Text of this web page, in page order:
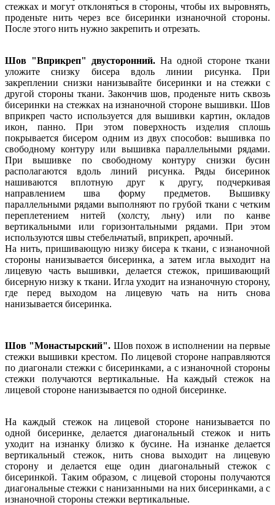
стежках и могут отклоняться в стороны, чтобы их выровнять,
проденьте нить через все бисеринки изнаночной стороны.
После этого нить нужно закрепить и отрезать.
Шов "Вприкреп" двусторонний. На одной стороне ткани
уложите снизку бисера вдоль линии рисунка. При
закреплении снизки нанизывайте бисеринки и на стежки с
другой стороны ткани. Закончив шов, проденьте нить сквозь
бисеринки на стежках на изнаночной стороне вышивки. Шов
вприкреп часто используется для вышивки картин, окладов
икон, панно. При этом поверхность изделия сплошь
покрывается бисером одним из двух способов: вышивка по
свободному контуру или вышивка параллельными рядами.
При вышивке по свободному контуру снизки бусин
располагаются вдоль линий рисунка. Ряды бисеринок
нашиваются вплотную друг к другу, подчеркивая
направлением шва форму предметов. Вышивку
параллельными рядами выполняют по грубой ткани с четким
переплетением нитей (холсту, льну) или по канве
вертикальными или горизонтальными рядами. При этом
используются швы стебельчатый, вприкреп, арочный.
На нить, пришивающую низку бисера к ткани, с изнаночной
стороны нанизывается бисеринка, а затем игла выходит на
лицевую часть вышивки, делается стежок, пришивающий
бисерную низку к ткани. Игла уходит на изнаночную сторону,
где перед выходом на лицевую чать на нить снова
нанизывается бисеринка.
Шов "Монастырский". Шов похож в исполнении на первые
стежки вышивки крестом. По лицевой стороне направляются
по диагонали стежки с бисеринками, а с изнаночной стороны
стежки получаются вертикальные. На каждый стежок на
лицевой стороне нанизывается по одной бисеринке.
На каждый стежок на лицевой стороне нанизывается по
одной бисеринке, делается диагональный стежок и нить
уходит на изнанку близко к бусине. На изнанке делается
вертикальный стежок, нить снова выходит на лицевую
сторону и делается еще один диагональный стежок с
бисеринкой. Таким образом, с лицевой стороны получаются
диагональные стежки с нанизанными на них бисеринками, а с
изнаночной стороны стежки вертикальные.